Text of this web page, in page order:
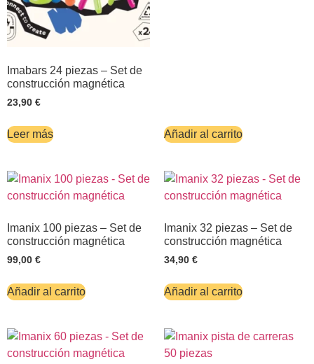
Imabars 24 piezas – Set de
construcción magnética
23,90 €
Leer más Añadir al carrito
Imanix 100 piezas – Set de
construcción magnética
99,00 €
Añadir al carrito
Imanix 32 piezas – Set de
construcción magnética
34,90 €
Añadir al carrito